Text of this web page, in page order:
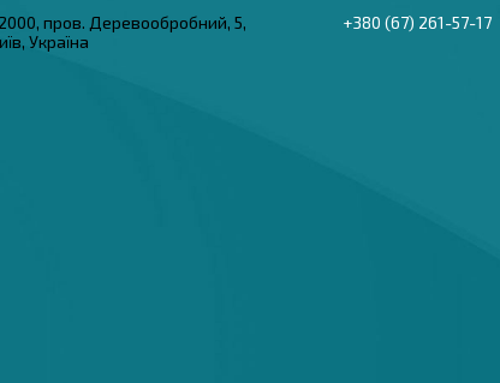
пров. Деревообробний, 5,
Україна
+380 (67) 261-57-17